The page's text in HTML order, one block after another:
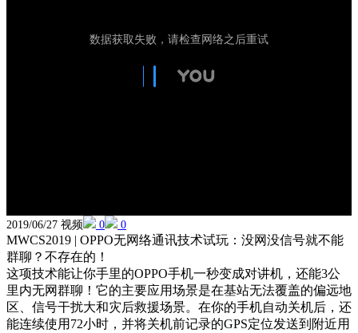
2019/06/27 视频 0 0
MWCS2019 | OPPO无网络通讯技术试玩：没网没信号就不能
群聊？不存在的！
这项技术能让你手里的OPPO手机一秒变成对讲机，还能3公
里内无网群聊！它的主要应用场景是在基站无法覆盖的偏远地
区、信号干扰大和灾后救援场景。在你的手机自动关机后，还
能连续使用72小时，并将关机前记录的GPS定位发送到附近用